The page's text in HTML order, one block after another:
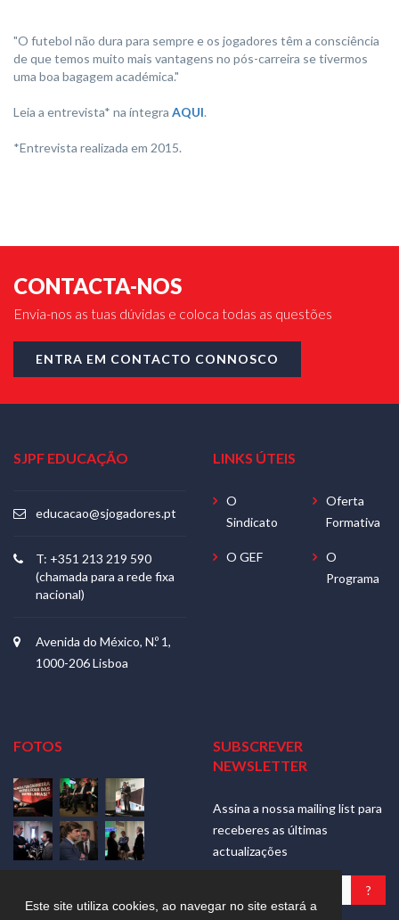
Este site utiliza cookies, ao navegar no site estará a
"O futebol não dura para sempre e os jogadores têm a consciência
de que temos muito mais vantagens no pós-carreira se tivermos
uma boa bagagem académica."
Leia a entrevista* na íntegra AQUI.
*Entrevista realizada em 2015.
CONTACTA-NOS
Envia-nos as tuas dúvidas e coloca todas as questões
ENTRA EM CONTACTO CONNOSCO
SJPF EDUCAÇÃO
educacao@sjogadores.pt
T: +351 213 219 590
(chamada para a rede fixa
nacional)
Avenida do México, N.º 1,
1000-206 Lisboa
LINKS ÚTEIS
O
Sindicato
O GEF
Oferta
Formativa
O
Programa
FOTOS
Ver mais
SUBSCREVER
NEWSLETTER
Assina a nossa mailing list para
receberes as últimas
actualizações